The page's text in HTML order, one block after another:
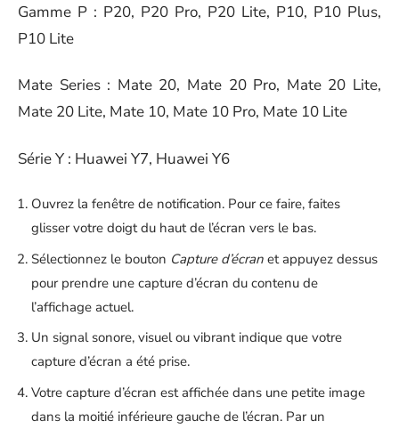
Gamme P : P20, P20 Pro, P20 Lite, P10, P10 Plus,
P10 Lite
Mate Series : Mate 20, Mate 20 Pro, Mate 20 Lite,
Mate 20 Lite, Mate 10, Mate 10 Pro, Mate 10 Lite
Série Y : Huawei Y7, Huawei Y6
Ouvrez la fenêtre de notification. Pour ce faire, faites
glisser votre doigt du haut de l’écran vers le bas.
Sélectionnez le bouton Capture d’écran et appuyez dessus
pour prendre une capture d’écran du contenu de
l’affichage actuel.
Un signal sonore, visuel ou vibrant indique que votre
capture d’écran a été prise.
Votre capture d’écran est affichée dans une petite image
dans la moitié inférieure gauche de l’écran. Par un